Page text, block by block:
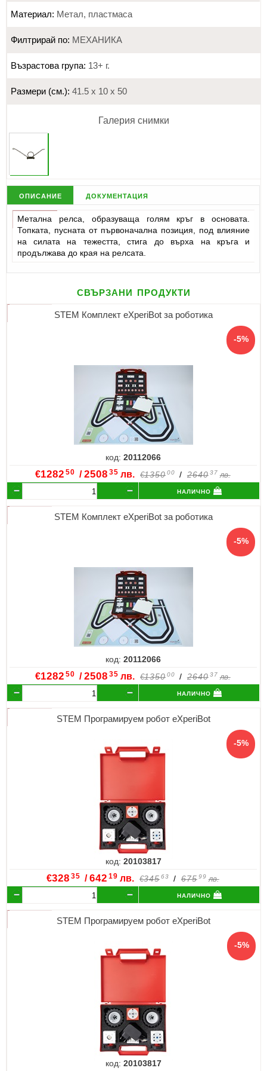
Материал: Метал, пластмаса
Филтрирай по: МЕХАНИКА
Възрастова група: 13+ г.
Размери (см.): 41.5 х 10 х 50
Галерия снимки
описание документация
Метална релса, образуваща голям кръг в основата.
Топката, пусната от първоначална позиция, под влияние
на силата на тежестта, стига до върха на кръга и
продължава до края на релсата.
свързани продукти
STEM Комплект eXperiBot за роботика
код: 20112066
€1282 50 /2508 35 лв. €135000 / 2640 37 лв.
налично
STEM Комплект eXperiBot за роботика
код: 20112066
€1282 50 /2508 35 лв. €135000 / 2640 37 лв.
налично
STEM Програмируем робот eXperiBot
код: 20103817
€328 35 /642 19 лв. €34563 / 675 99 лв.
налично
STEM Програмируем робот eXperiBot
код: 20103817